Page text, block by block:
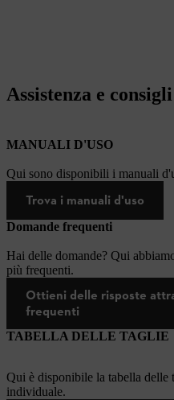
Assistenza e consigli
MANUALI D'USO
Qui sono disponibili i manuali
Trova i manuali d'uso
Domande frequenti
Hai delle domande? Qui
più frequenti.
Ottieni delle risposte
frequenti
TABELLA DELLE TAGLIE
Qui è disponibile la tabella
individuale.